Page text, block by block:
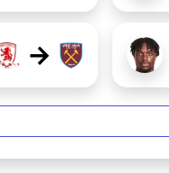
→